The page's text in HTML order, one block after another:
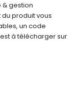
& gestion
produit vous
un code
à télécharger sur